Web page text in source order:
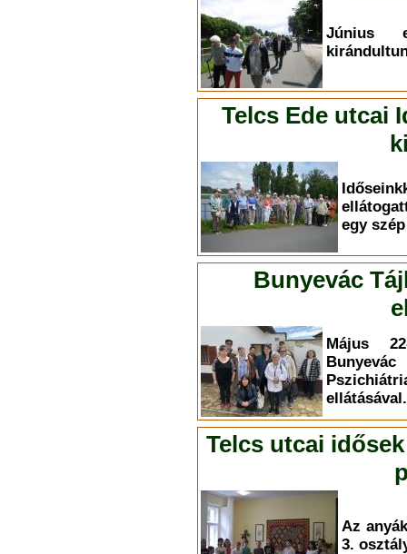
Június
Telcs Ede utcai
egy
Bunyevác
Május
ellátásával.
Telcs utcai
Az
3.